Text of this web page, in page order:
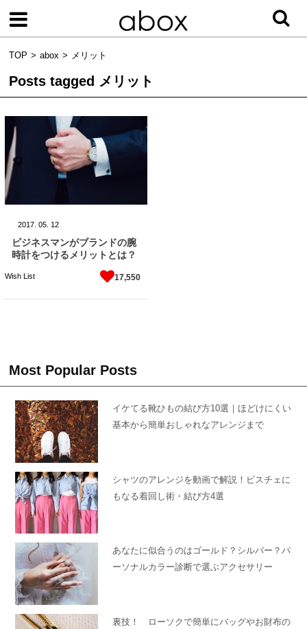
TOP abox メリット
Posts tagged メリット
2017. 05. 12
ビジネスマンがブランドの腕
時計をつけるメリットとは？
17,550
Wish List
Most Popular Posts
イケてる靴ひもの結び方10選｜ほどけにくい
基本から簡単おしゃれなアレンジまで
シャツのアレンジを動画で解説！ビスチェに
もなる着回し術・結び方4選
あなたに似合うのはゴールド？シルバー？パ
ーソナルカラー診断で選ぶアクセサリー
裏技！ ローソクで簡単にバッグやお財布の